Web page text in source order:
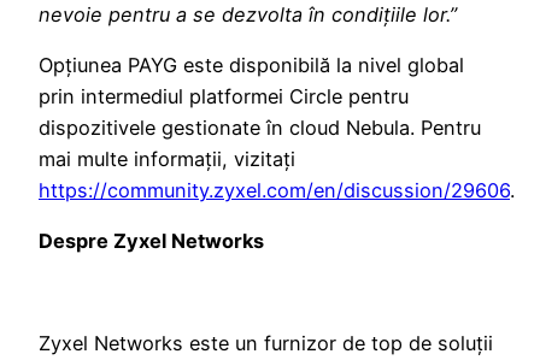
nevoie pentru a se dezvolta în condițiile lor.”
Opțiunea PAYG este disponibilă la nivel global
prin intermediul platformei Circle pentru
dispozitivele gestionate în cloud Nebula. Pentru
mai multe informații, vizitați
https://community.zyxel.com/en/discussion/29606.
Despre Zyxel Networks
Zyxel Networks este un furnizor de top de soluții